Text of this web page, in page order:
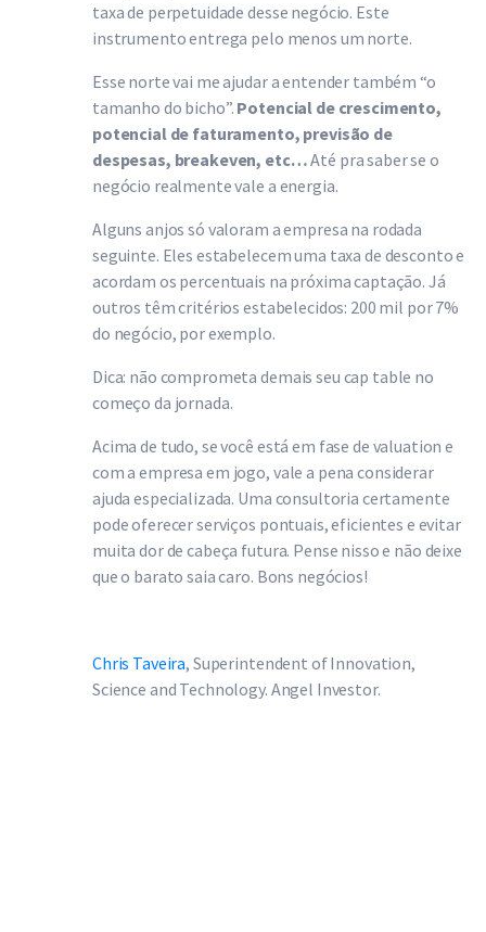
taxa de perpetuidade desse negócio. Este
instrumento entrega pelo menos um norte.
Esse norte vai me ajudar a entender também “o
tamanho do bicho”. Potencial de crescimento,
potencial de faturamento, previsão de
despesas, breakeven, etc…Até pra saber se o
negócio realmente vale a energia.
Alguns anjos só valoram a empresa na rodada
seguinte. Eles estabelecem uma taxa de desconto e
acordam os percentuais na próxima captação. Já
outros têm critérios estabelecidos: 200 mil por 7%
do negócio, por exemplo.
Dica: não comprometa demais seu cap table no
começo da jornada.
Acima de tudo, se você está em fase de valuation e
com a empresa em jogo, vale a pena considerar
ajuda especializada. Uma consultoria certamente
pode oferecer serviços pontuais, eficientes e evitar
muita dor de cabeça futura. Pense nisso e não deixe
que o barato saia caro. Bons negócios!
Chris Taveira, Superintendent of Innovation,
Science and Technology. Angel Investor.